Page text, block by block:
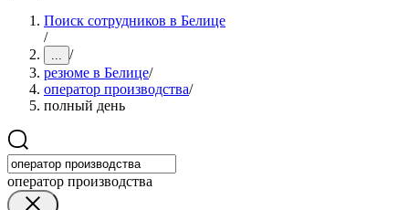
Поиск сотрудников в Белице
/
... /
резюме в Белице/
оператор производства/
полный день
оператор производства